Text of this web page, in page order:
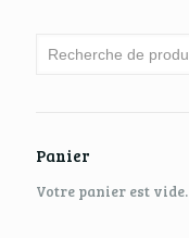
Panier
Votre panier est vide.